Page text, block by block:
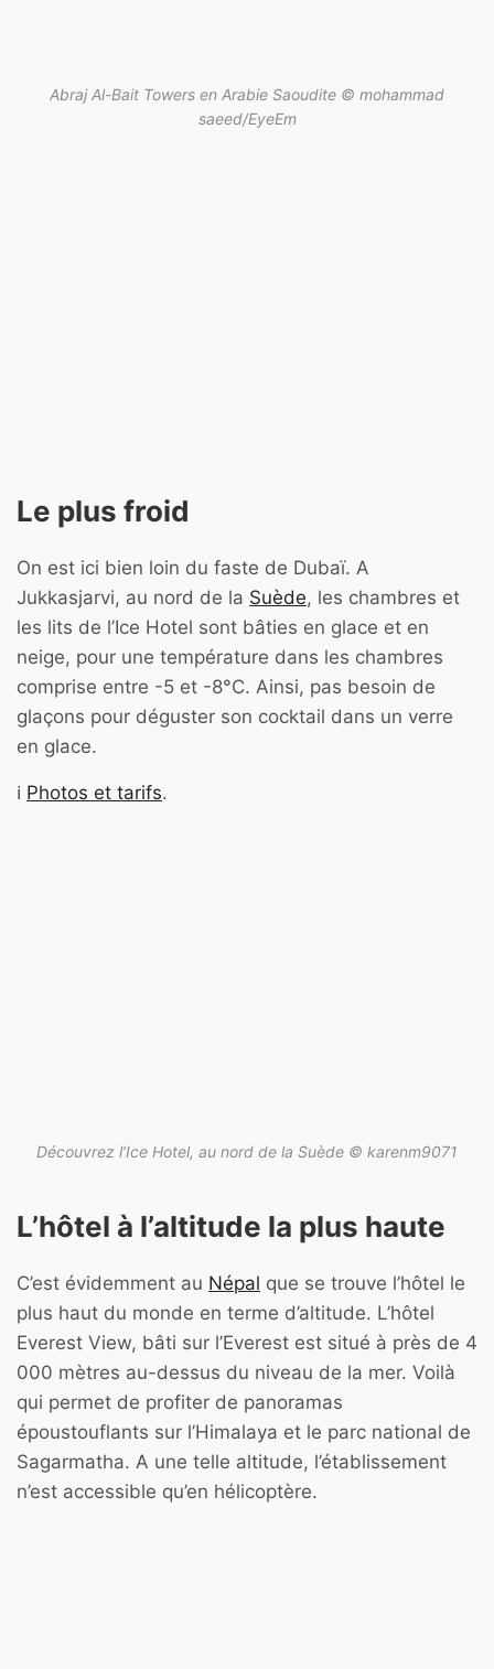
Abraj Al-Bait Towers en Arabie Saoudite © mohammad
saeed/EyeEm
Le plus froid
On est ici bien loin du faste de Dubaï. A
Jukkasjarvi, au nord de la Suède, les chambres et
les lits de l’Ice Hotel sont bâties en glace et en
neige, pour une température dans les chambres
comprise entre -5 et -8°C. Ainsi, pas besoin de
glaçons pour déguster son cocktail dans un verre
en glace.
ℹ️ Photos et tarifs.
Découvrez l’Ice Hotel, au nord de la Suède © karenm9071
L’hôtel à l’altitude la plus haute
C’est évidemment au Népal que se trouve l’hôtel le
plus haut du monde en terme d’altitude. L’hôtel
Everest View, bâti sur l’Everest est situé à près de 4
000 mètres au-dessus du niveau de la mer. Voilà
qui permet de profiter de panoramas
époustouflants sur l’Himalaya et le parc national de
Sagarmatha. A une telle altitude, l’établissement
n’est accessible qu’en hélicoptère.